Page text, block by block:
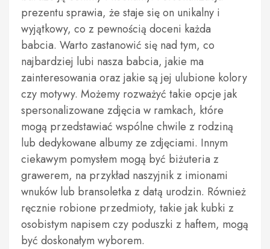
prezentu sprawia, że staje się on unikalny i
wyjątkowy, co z pewnością doceni każda
babcia. Warto zastanowić się nad tym, co
najbardziej lubi nasza babcia, jakie ma
zainteresowania oraz jakie są jej ulubione kolory
czy motywy. Możemy rozważyć takie opcje jak
spersonalizowane zdjęcia w ramkach, które
mogą przedstawiać wspólne chwile z rodziną
lub dedykowane albumy ze zdjęciami. Innym
ciekawym pomysłem mogą być biżuteria z
grawerem, na przykład naszyjnik z imionami
wnuków lub bransoletka z datą urodzin. Również
ręcznie robione przedmioty, takie jak kubki z
osobistym napisem czy poduszki z haftem, mogą
być doskonałym wyborem.